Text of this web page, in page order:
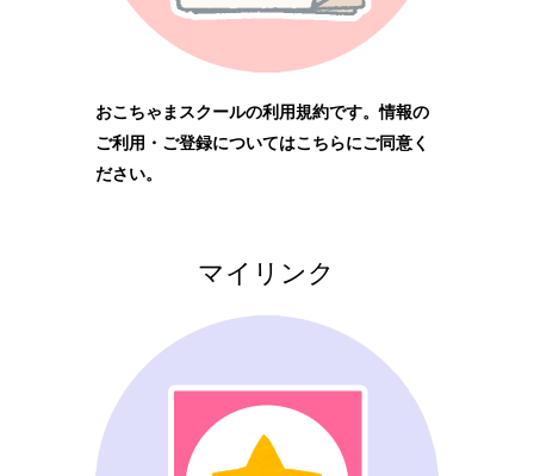
おこちゃまスクールの利用規約です。情報の
ご利用・ご登録についてはこちらにご同意く
ださい。
マイリンク